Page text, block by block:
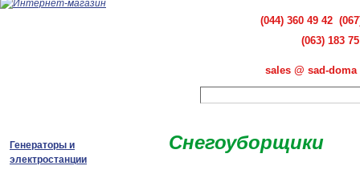
(044) 360 49 42
(063) 183
sales @ sad-
Генераторы и
электростанции
Снегоуборщики